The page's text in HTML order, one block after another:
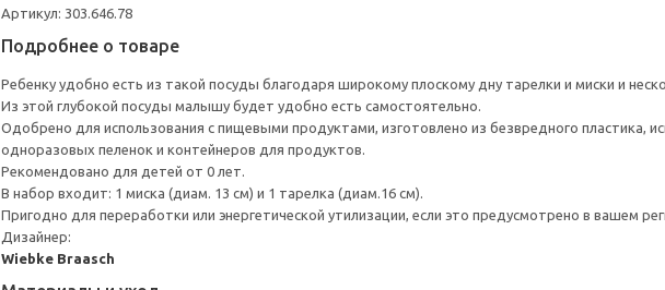
Артикул: 303.646.78
Подробнее о товаре
Ребенку удобно есть из такой посуды благодаря широкому плоскому дну тарелки и миски и
Из этой глубокой посуды малышу будет удобно есть самостоятельно.
Одобрено для использования с пищевыми продуктами, изготовлено из безвредного пластика,
одноразовых пеленок и контейнеров для продуктов.
Рекомендовано для детей от 0 лет.
В набор входит: 1 миска (диам. 13 см) и 1 тарелка (диам.16 см).
Пригодно для переработки или энергетической утилизации, если это предусмотрено в вашем
Дизайнер:
Wiebke Braasch